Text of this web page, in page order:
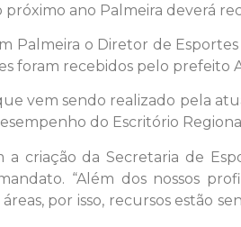
ano Palmeira deverá
Palmeira o Diretor de
foram recebidos pelo
vem sendo realizado pela
do Escritório Regional
criação da Secretaria de
“Além dos nossos
por isso, recursos estão